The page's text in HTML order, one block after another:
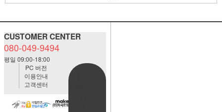
CUSTOMER CENTER
080-049-9494
평일 09:00-18:00
PC 버전
이용안내
고객센터